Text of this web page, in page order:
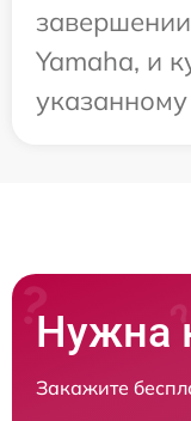
Yamaha, и
Нужна
Закажите